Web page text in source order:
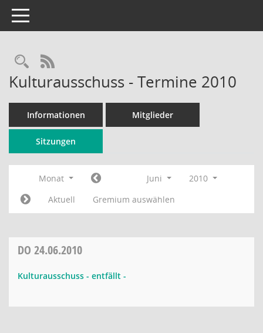
Toggle navigation
Rechercheauswahl
RSS-Feed
Kulturausschuss - Termine 2010
Informationen Mitglieder
Sitzungen
Monat Juni
2010
Aktuell
Gremium auswählen
DO 24.06.2010
Kulturausschuss - entfällt -